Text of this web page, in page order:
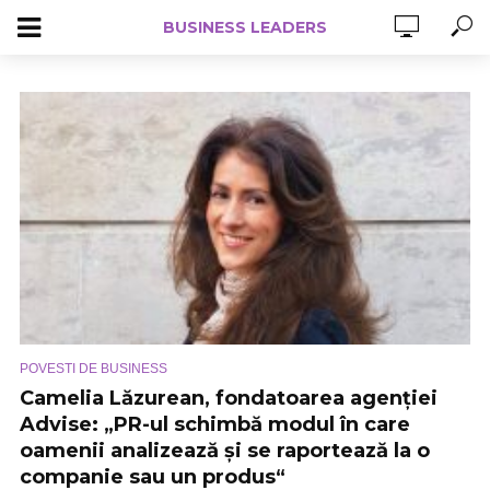
BUSINESS LEADERS
POVESTI DE BUSINESS
Camelia Lăzurean, fondatoarea agenției
Advise: „PR-ul schimbă modul în care
oamenii analizează și se raportează la o
companie sau un produs“